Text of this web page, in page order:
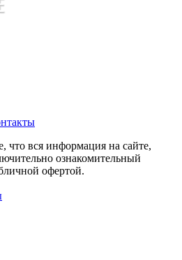
вся информация на сайте,
ознакомительный
офертой.